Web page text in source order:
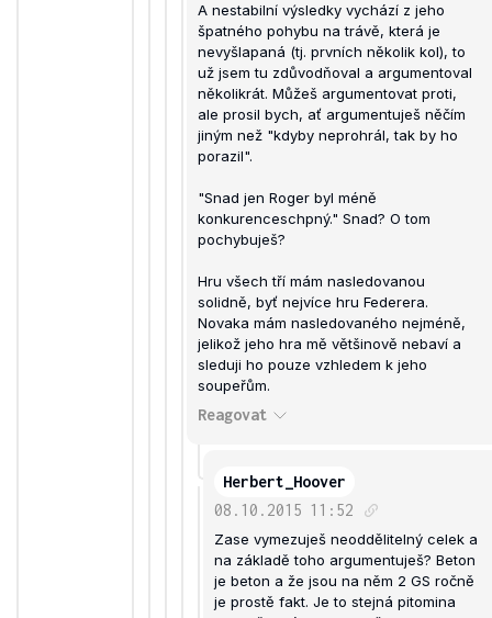
A nestabilní výsledky vychází z jeho
špatného pohybu na trávě, která je
nevyšlapaná (tj. prvních několik kol), to
už jsem tu zdůvodňoval a argumentoval
několikrát. Můžeš argumentovat proti,
ale prosil bych, ať argumentuješ něčím
jiným než "kdyby neprohrál, tak by ho
porazil".
"Snad jen Roger byl méně
konkurenceschpný." Snad? O tom
pochybuješ?
Hru všech tří mám nasledovanou
solidně, byť nejvíce hru Federera.
Novaka mám nasledovaného nejméně,
jelikož jeho hra mě většinově nebaví a
sleduji ho pouze vzhledem k jeho
soupeřům.
Reagovat
Herbert_Hoover
08.10.2015 11:52
Zase vymezuješ neoddělitelný celek a
na základě toho argumentuješ? Beton
je beton a že jsou na něm 2 GS ročně
je prostě fakt. Je to stejná pitomina